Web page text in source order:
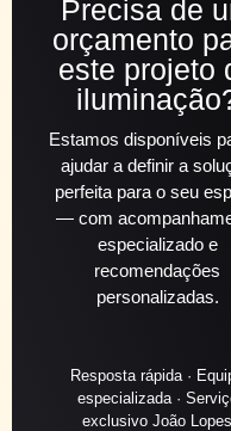
Precisa de
orçamento
este projeto
Estamos disponíveis
ajudar a definir a
perfeita para o seu
— com
especializado e
recomendações
personalizadas.
Resposta rápida ·
especializada ·
exclusivo João Lopes